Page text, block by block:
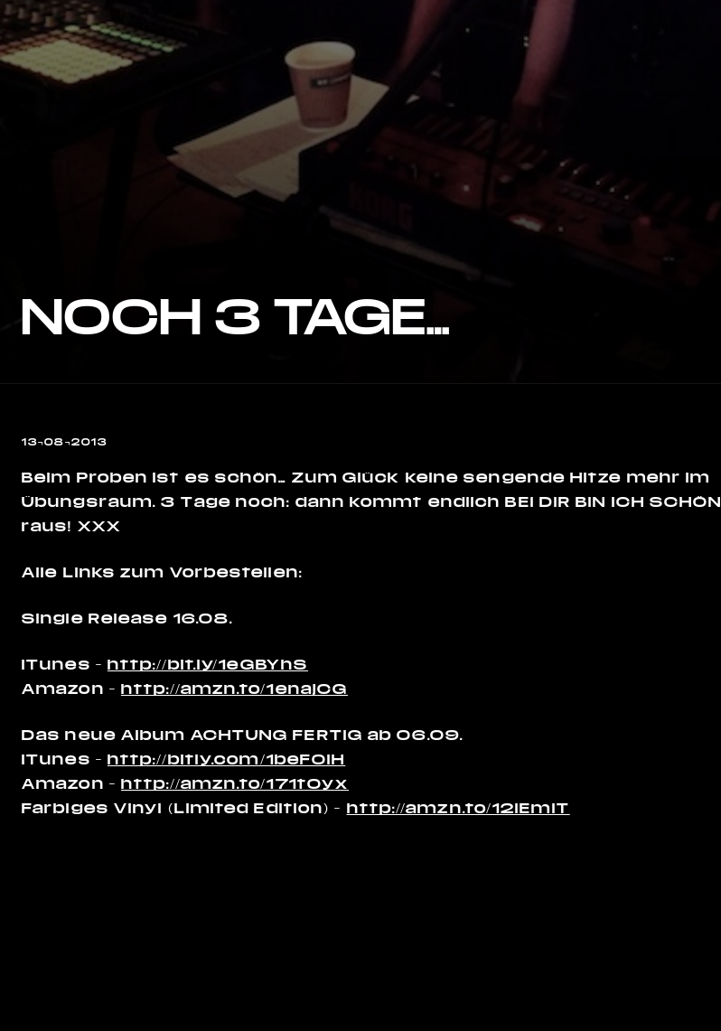
NOCH 3 TAGE…
13¬08¬2013
Beim Proben ist es schön… Zum Glück keine sengende Hitze mehr im
Übungsraum. 3 Tage noch: dann kommt endlich BEI DIR BIN ICH SCHÖN
raus! XXX
Alle Links zum Vorbestellen:
Single Release 16.08.
iTunes – http://bit.ly/1eGBYhS
Amazon – http://amzn.to/1enajCG
Das neue Album ACHTUNG FERTIG ab 06.09.
iTunes – http://bitly.com/1beFOiH
Amazon – http://amzn.to/171tOyx
Farbiges Vinyl (Limited Edition) – http://amzn.to/12lEmIT